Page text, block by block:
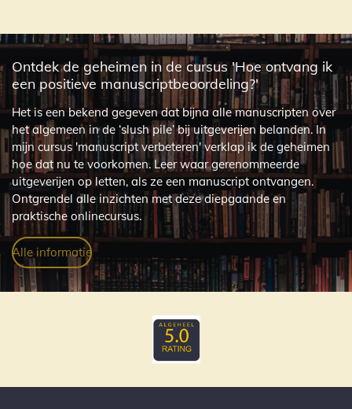
Ontdek de geheimen in de cursus 'Hoe ontvang ik
een positieve manuscriptbeoordeling?'
Het is een bekend gegeven dat bijna alle manuscripten over
het algemeen in de ‘slush pile’ bij uitgeverijen belanden. In
mijn cursus 'manuscript verbeteren' verklap ik de geheimen
hoe dat nu te voorkomen. Leer waar gerenommeerde
uitgeverijen op letten, als ze een manuscript ontvangen.
Ontgrendel alle inzichten met deze diepgaande en
praktische onlinecursus.
Alle informatie